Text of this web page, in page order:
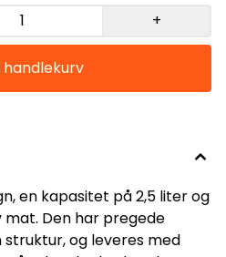
+
en kapasitet på 2,5 liter og
mat. Den har pregede
og leveres med